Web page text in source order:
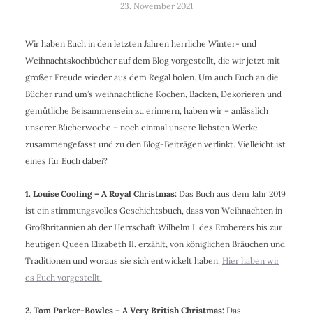
23. November 2021
Wir haben Euch in den letzten Jahren herrliche Winter- und
Weihnachtskochbücher auf dem Blog vorgestellt, die wir jetzt mit
großer Freude wieder aus dem Regal holen. Um auch Euch an die
Bücher rund um’s weihnachtliche Kochen, Backen, Dekorieren und
gemütliche Beisammensein zu erinnern, haben wir – anlässlich
unserer Bücherwoche – noch einmal unsere liebsten Werke
zusammengefasst und zu den Blog-Beiträgen verlinkt. Vielleicht ist
eines für Euch dabei?
1. Louise Cooling – A Royal Christmas: Das Buch aus dem Jahr 2019
ist ein stimmungsvolles Geschichtsbuch, dass von Weihnachten in
Großbritannien ab der Herrschaft Wilhelm I. des Eroberers bis zur
heutigen Queen Elizabeth II. erzählt, von königlichen Bräuchen und
Traditionen und woraus sie sich entwickelt haben. Hier haben wir
es Euch vorgestellt.
2. Tom Parker-Bowles – A Very British Christmas: Das